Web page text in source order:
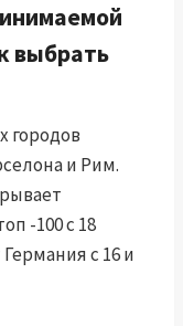
выбрать
городов
и Рим.
-100 с 18
с 16 и